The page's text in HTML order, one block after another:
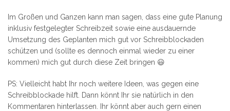
Im Großen und Ganzen kann man sagen, dass eine gute Planung
inklusiv festgelegter Schreibzeit sowie eine ausdauernde
Umsetzung des Geplanten mich gut vor Schreibblockaden
schützen und (sollte es dennoch einmal wieder zu einer
kommen) mich gut durch diese Zeit bringen 😃
PS: Vielleicht habt Ihr noch weitere Ideen, was gegen eine
Schreibblockade hilft. Dann könnt Ihr sie natürlich in den
Kommentaren hinterlassen. Ihr könnt aber auch gern einen